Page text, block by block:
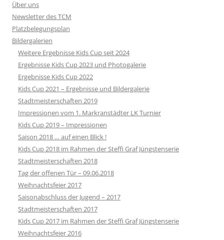
Über uns
Newsletter des TCM
Platzbelegungsplan
Bildergalerien
Weitere Ergebnisse Kids Cup seit 2024
Ergebnisse Kids Cup 2023 und Photogalerie
Ergebnisse Kids Cup 2022
Kids Cup 2021 – Ergebnisse und Bildergalerie
Stadtmeisterschaften 2019
Impressionen vom 1. Markranstädter LK Turnier
Kids Cup 2019 – Impressionen
Saison 2018 … auf einen Blick !
Kids Cup 2018 im Rahmen der Steffi Graf Jüngstenserie
Stadtmeisterschaften 2018
Tag der offenen Tür – 09.06.2018
Weihnachtsfeier 2017
Saisonabschluss der Jugend – 2017
Stadtmeisterschaften 2017
Kids Cup 2017 im Rahmen der Steffi Graf Jüngstenserie
Weihnachtsfeier 2016